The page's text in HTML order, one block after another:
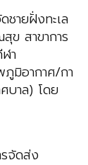
ายฝั่งทะเล
ข สาขาการ
า
มิอากาศ/กา
บาล) โดย
จัดส่ง